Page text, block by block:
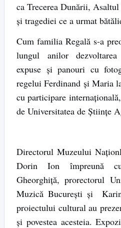
ca Trecerea Dunării,
şi tragediei ce a urmat
Cum familia Regală s-a
lungul anilor
expuse şi panouri cu
regelui Ferdinand şi Maria
cu participare
de Universitatea de Ştiinţe
Directorul Muzeului
Dorin Ion împreună
Gheorghiţă, prorectorul
Muzică Bucureşti şi
proiectului cultural au
şi povestea acesteia.